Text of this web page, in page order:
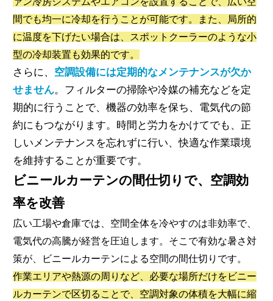
間でも均一に冷却を行うことが可能です。また、局所的
に温度を下げたい場合は、スポットクーラーのような小
型の冷却装置も効果的です。
さらに、 空調設備には定期的なメンテナンスが欠か
せません。フィルターの掃除や冷媒の補充などを定
期的に行うことで、機器の効率を保ち、電気代の節
約にもつながります。時間と労力をかけてでも、正
しいメンテナンスを忘れずに行い、快適な作業環境
を維持することが重要です。
ビニールカーテンの間仕切りで、空調効
率を改善
広い工場や倉庫では、空間全体を冷やすのは非効率で、
電気代の高騰が経営を圧迫します。そこで有効な暑さ対
策が、ビニールカーテンによる空間の間仕切りです。
作業エリアや熱源の周りなど、必要な場所だけをビニー
ルカーテンで区切ることで、空調対象の体積を大幅に縮